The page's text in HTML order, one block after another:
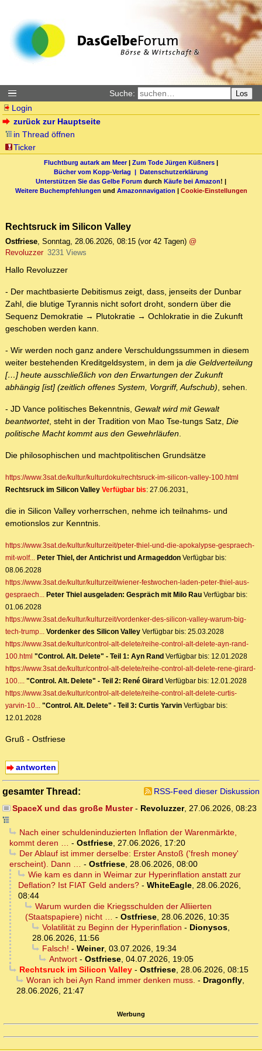
Suche: Los
Login
zurück zur Hauptseite
in Thread öffnen
Ticker
Fluchtburg autark am Meer| Zum Tode Jürgen Küßners |
Bücher vom Kopp-Verlag | Datenschutzerklärung
Unterstützen Sie das Gelbe Forum durch Käufe bei Amazon! |
Weitere Buchempfehlungen und Amazonnavigation | Cookie-Einstellungen
Rechtsruck im Silicon Valley
Ostfriese, Sonntag, 28.06.2026, 08:15 (vor 42 Tagen) @
Revoluzzer 3231 Views
Hallo Revoluzzer
- Der machtbasierte Debitismus zeigt, dass, jenseits der Dunbar
Zahl, die blutige Tyrannis nicht sofort droht, sondern über die
Sequenz Demokratie → Plutokratie → Ochlokratie in die Zukunft
geschoben werden kann.
- Wir werden noch ganz andere Verschuldungssummen in diesem
weiter bestehenden Kreditgeldsystem, in dem ja die Geldverteilung
[…] heute ausschließlich von den Erwartungen der Zukunft
abhängig [ist] (zeitlich offenes System, Vorgriff, Aufschub), sehen.
- JD Vance politisches Bekenntnis, Gewalt wird mit Gewalt
beantwortet, steht in der Tradition von Mao Tse-tungs Satz, Die
politische Macht kommt aus den Gewehrläufen.
Die philosophischen und machtpolitischen Grundsätze
https://www.3sat.de/kultur/kulturdoku/rechtsruck-im-silicon-valley-100.html
Rechtsruck im Silicon Valley Verfügbar bis: 27.06.2031 ,
die in Silicon Valley vorherrschen, nehme ich teilnahms- und
emotionslos zur Kenntnis.
https://www.3sat.de/kultur/kulturzeit/peter-thiel-und-die-apokalypse-gespraech-
mit-wolf...
Peter Thiel, der Antichrist und Armageddon Verfügbar bis:
08.06.2028
https://www.3sat.de/kultur/kulturzeit/wiener-festwochen-laden-peter-thiel-aus-
gespraech...
Peter Thiel ausgeladen: Gespräch mit Milo Rau Verfügbar bis:
01.06.2028
https://www.3sat.de/kultur/kulturzeit/vordenker-des-silicon-valley-warum-big-
tech-trump...
Vordenker des Silicon Valley Verfügbar bis: 25.03.2028
https://www.3sat.de/kultur/control-alt-delete/reihe-control-alt-delete-ayn-rand-
100.html "Control. Alt. Delete" - Teil 1: Ayn Rand Verfügbar bis: 12.01.2028
https://www.3sat.de/kultur/control-alt-delete/reihe-control-alt-delete-rene-girard-
100....
"Control. Alt. Delete" - Teil 2: René Girard Verfügbar bis: 12.01.2028
https://www.3sat.de/kultur/control-alt-delete/reihe-control-alt-delete-curtis-
yarvin-10...
"Control. Alt. Delete" - Teil 3: Curtis Yarvin Verfügbar bis:
12.01.2028
Gruß - Ostfriese
antworten
gesamter Thread:
RSS-Feed dieser Diskussion
SpaceX und das große Muster- Revoluzzer, 27.06.2026, 08:23
Nach einer schuldeninduzierten Inflation der Warenmärkte,
kommt deren … - Ostfriese, 27.06.2026, 17:20
Der Ablauf ist immer derselbe: Erster Anstoß ('fresh money'
erscheint). Dann … - Ostfriese, 28.06.2026, 08:00
Wie kam es dann in Weimar zur Hyperinflation anstatt zur
Deflation? Ist FIAT Geld anders? - WhiteEagle, 28.06.2026,
08:44
Warum wurden die Kriegsschulden der Alliierten
(Staatspapiere) nicht … - Ostfriese, 28.06.2026, 10:35
Volatilität zu Beginn der Hyperinflation - Dionysos,
28.06.2026, 11:56
Falsch! - Weiner, 03.07.2026, 19:34
Antwort- Ostfriese, 04.07.2026, 19:05
Rechtsruck im Silicon Valley- Ostfriese, 28.06.2026, 08:15
Woran ich bei Ayn Rand immer denken muss. - Dragonfly,
28.06.2026, 21:47
Werbung